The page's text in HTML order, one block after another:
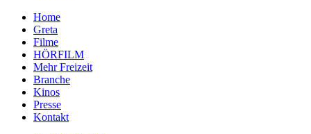
Home
Greta
Filme
HÖRFILM
Mehr Freizeit
Branche
Kinos
Presse
Kontakt